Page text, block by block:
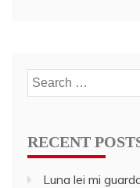
Search
for:
RECENT
Luna lei mi